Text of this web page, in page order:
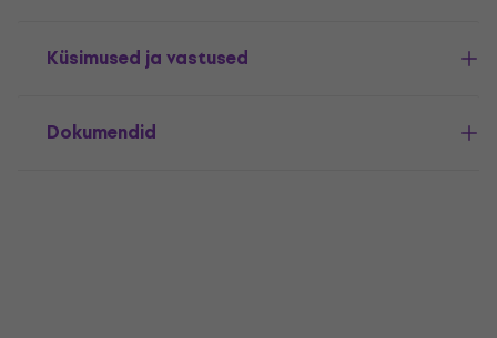
Küsimused ja vastused
Dokumendid